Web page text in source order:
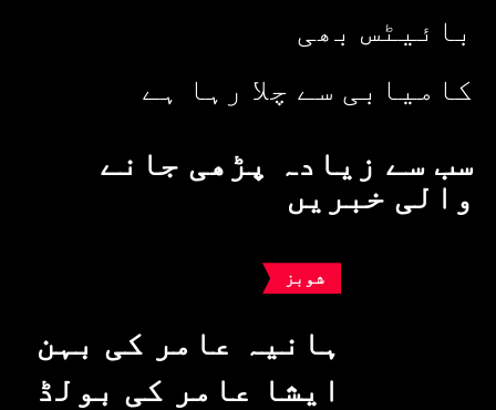
بائیٹس بھی
کامیابی سے چلا رہا ہے
سب سے زیادہ پڑھی جانے
والی خبریں
شوبز
ہانیہ عامر کی بہن
ایشا عامر کی بولڈ